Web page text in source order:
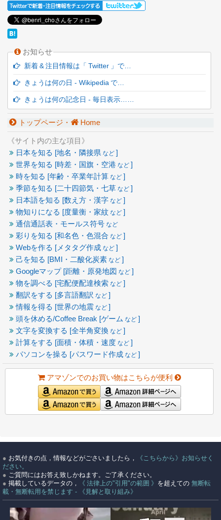
お知らせ
新着 & 注目情報は「 Twitter 」で…
きょうは何の日 - Wikipedia で…
きょうは何の記念日 - 毎日表示……
トップページ・ Home
《サイト内の主な項目》
日本を知る [地名・隣接県 など ]
世界を知る [時差・国旗・空港 など ]
時を知る [年齢・卒業年計算 など ]
季節を知る [二十四節気・七草 など ]
日本語を知る [数え方・漢字 など ]
物知りになる [度量衡・家紋 など ]
通信通話表・モールス符号 など
彩りを知る [和名色・色混合 など ]
Webを作る [メタタグ作成 など ]
己を知る [BMI・二酸化炭素 など ]
Googleマップ [距離・原発地図 など ]
物を調べる [宅配便配達検索 など ]
翻訳をする [多言語翻訳 など ]
情報を得る [世界の地震 など ]
頭を休める/Coffee Break [ゲーム など ]
文字を変換する [全半角変換 など ]
計算をする [面積・体積・速度 など ]
パソコンを操る [パスワード作成 など ]
アマゾンでのお買い物はこちらが便利
● お気付きの点，情報などがごさいましたら，
《こちらから》お知らせく
ださい。
● ご質問にはお答え致しかねます。ご了承ください。
● 掲載しているデータの， 《 法律上の"引用"の範囲 》 を超えての 無断転
載・無断転用を禁じます - 《見解と取り組み》